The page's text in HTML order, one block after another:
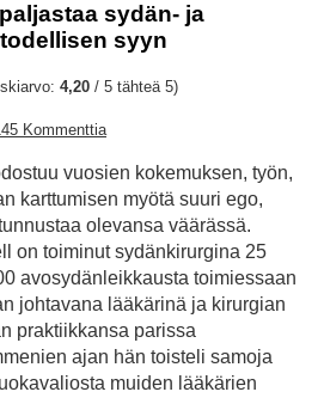
sydän- ja
syyn
4,20 / 5 tähteä 5)
Kommenttia
vuosien kokemuksen, työn,
karttumisen myötä suuri ego,
olevansa väärässä.
on toiminut sydänkirurgina 25
avosydänleikkausta toimiessaan
johtavana lääkärinä ja kirurgian
praktiikkansa parissa
ajan hän toisteli samoja
muiden lääkärien